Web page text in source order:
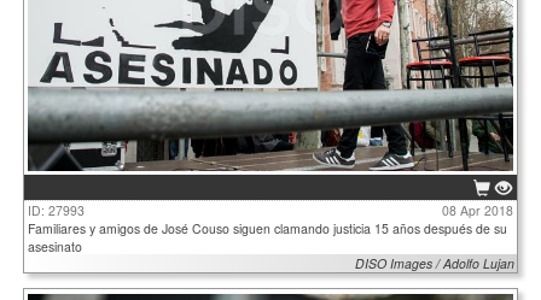
ID: 27993
08 Apr 2018
Familiares y amigos de José Couso siguen clamando justicia 15 años después de su
asesinato
DISO Images / Adolfo Lujan